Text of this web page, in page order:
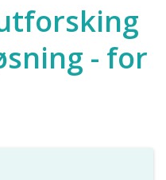
for alle
- for